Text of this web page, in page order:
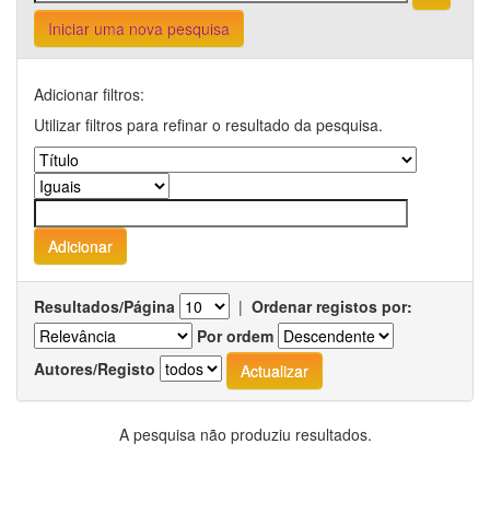
Iniciar uma nova pesquisa
Adicionar filtros:
Utilizar filtros para refinar o resultado da pesquisa.
Resultados/Página | Ordenar registos por:
Por ordem
Autores/Registo
A pesquisa não produziu resultados.